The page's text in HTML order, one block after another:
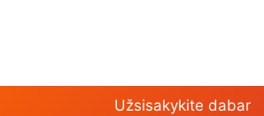
Užsisakykite dabar